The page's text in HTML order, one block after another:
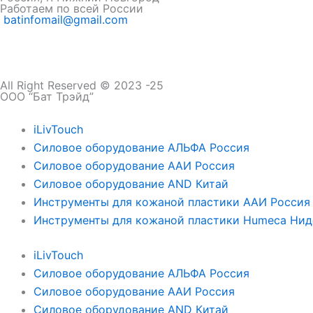
Работаем по всей России
batinfomail@gmail.com
All Right Reserved © 2023 -25
ООО “Бат Трэйд”
iLivTouch
Силовое оборудование АЛЬФА Россия
Силовое оборудование ААИ Россия
Силовое оборудование AND Китай
Инструменты для кожаной пластики ААИ Россия
Инструменты для кожаной пластики Humeca
iLivTouch
Силовое оборудование АЛЬФА Россия
Силовое оборудование ААИ Россия
Силовое оборудование AND Китай